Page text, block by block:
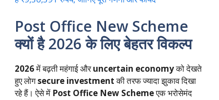
Post Office New Scheme
क्यों है 2026 के लिए बेहतर विकल्प
2026में बढ़ती महंगाई औरuncertain economyको देखते
हुए लोगsecure investmentकी तरफ ज्यादा झुकाव दिखा
रहे हैं। ऐसे में Post Office New Schemeएक भरोसेमंद